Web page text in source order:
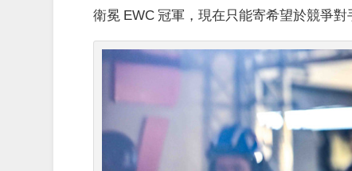
衛冕 EWC 冠軍，現在只能寄希望於競爭對